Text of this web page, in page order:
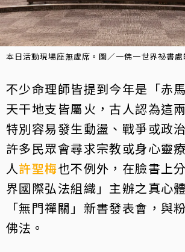
本日活動現場座無虛席。圖／一佛一世界祕書
不少命理師皆提到今年是「赤
天干地支皆屬火，古人認為這
特別容易發生動盪、戰爭或政
許多民眾會尋求宗教或身心靈
人許聖梅也不例外，在臉書上
界國際弘法組織」主辦之真心
「無門禪關」新書發表會，與
佛法。